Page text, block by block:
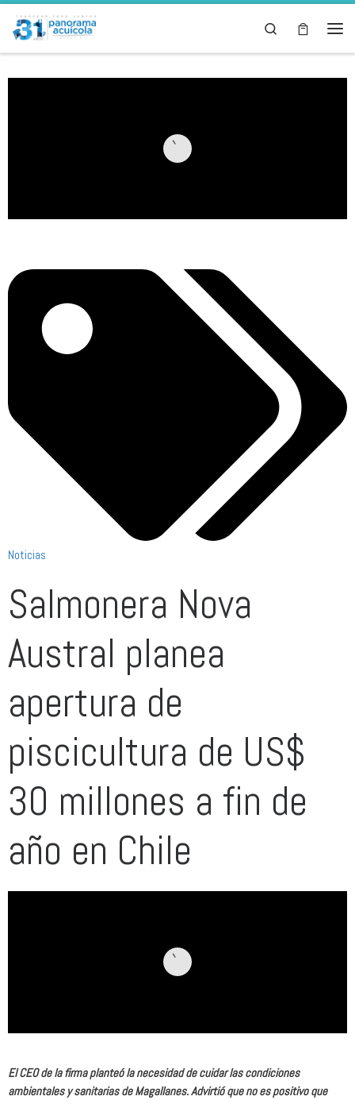
Skip to content Search
Noticias
Salmonera Nova
Austral planea
apertura de
piscicultura de US$
30 millones a fin de
año en Chile
El CEO de la firma planteó la necesidad de cuidar las condiciones
ambientales y sanitarias de Magallanes. Advirtió que no es positivo que